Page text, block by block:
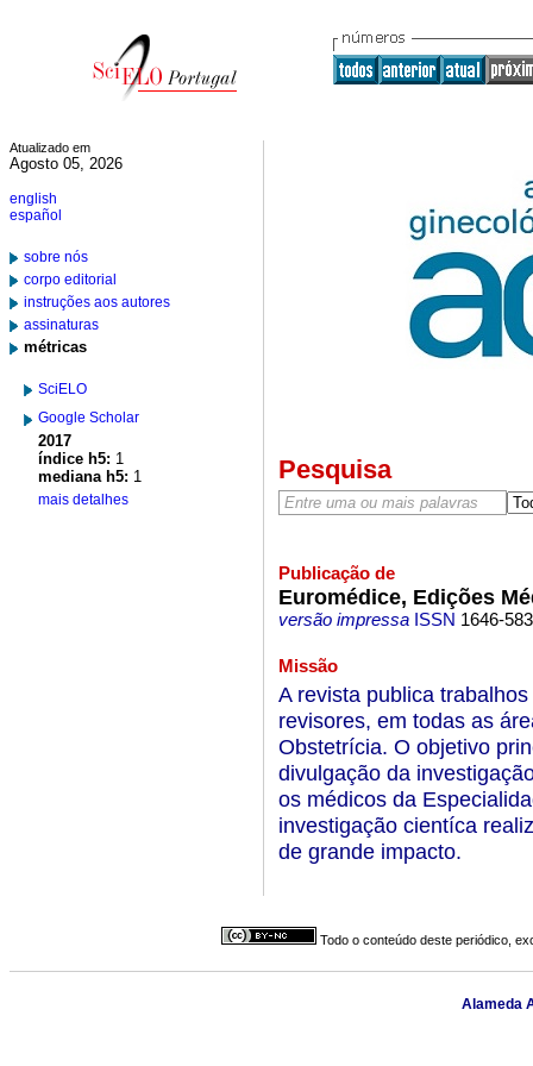
Atualizado em
Agosto 05, 2026
english
español
sobre nós
corpo editorial
instruções aos autores
assinaturas
métricas
SciELO
Google Scholar
2017
índice h5: 1
mediana h5: 1
mais detalhes
Pesquisa
Publicação de
Euromédice, Edições
versão impressaISSN 1646-
Missão
A revista publica
revisores, em todas as
Obstetrícia. O objetivo
divulgação da
os médicos da
investigação cientíca
de grande impacto.
Todo o conteúdo deste periódico,
Alameda